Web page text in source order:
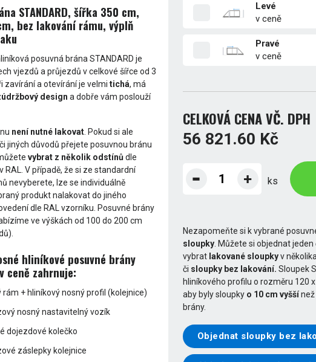
Levé
v ceně
Pravé
v ceně
CELKOVÁ CENA VČ. DPH
56 821.60 Kč
ks
Nezapomeňte si k vybrané
sloupky. Můžete si objednat jeden
vybrat lakované sloupkyv
či sloupky bez lakování. Sloupek
hliníkového profilu o rozměru 120
aby byly sloupky o 10 cm vyššínež
brány.
Objednat sloupky bez
STANDARD, šířka 350 cm,
bez lakování rámu, výplň
posuvná brána STANDARD je
vjezdů a průjezdů v celkové šířce od 3
zavírání a otevírání je velmitichá, má
design a dobře vám poslouží
není nutné lakovat. Pokud si ale
jiných důvodů přejete posuvnou bránu
vybrat z několik odstínůdle
RAL. V případě, že si ze standardní
nevyberete, lze se individuálně
produkt nalakovat do jiného
dle RAL vzorníku. Posuvné brány
ve výškách od 100 do 200 cm
hliníkové posuvné brány
v ceně zahrnuje:
rám + hliníkový nosný profil (kolejnice)
nosný nastavitelný vozík
dojezdové kolečko
záslepky kolejnice